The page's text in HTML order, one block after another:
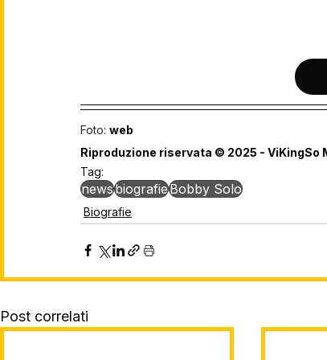
Foto: web
Riproduzione riservata © 2025 - ViKingSo
Tag:
newsbiografieBobby Solo
Biografie
Post correlati